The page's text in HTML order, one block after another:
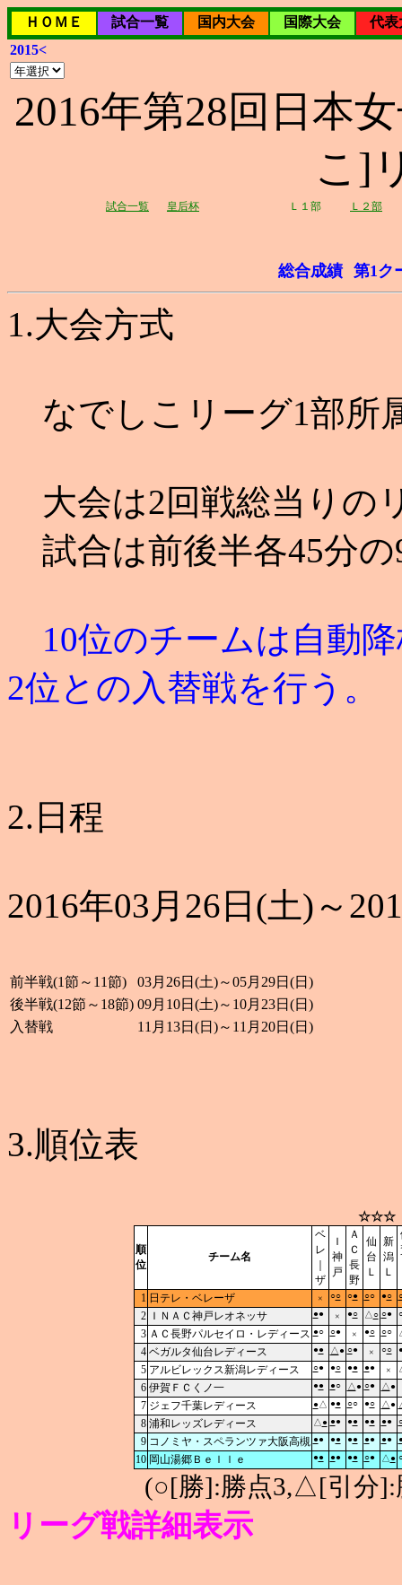
ＨＯＭＥ 試合一覧 国内大会 国際大会
代表
2015<
2016年第28回日本
こ]
試合一覧 皇后杯 Ｌ１部 Ｌ２部
総合成績 第1ク
1.大会方式
なでしこリーグ1部所
大会は2回戦総当りの
試合は前後半各45分の
10位のチームは自動
2位との入替戦を行う。
2.日程
2016年03月26日(土)～
前半戦(1節～11節)
03月26日(土)～05月29日(日)
後半戦(12節～18節) 09月10日(土)～10月23日(日)
入替戦
11月13日(日)～11月20日(日)
3.順位表
☆☆☆
順
位
チーム名
ベ
レ
ザ
Ｉ
神
戸
Ａ
Ｃ
長
野
仙
台
Ｌ
新
潟
Ｌ
1 日テレ・ベレーザ × ○○ ○● ○○ ●○
2 ＩＮＡＣ神戸レオネッサ ●● × ●○ △ ○ ○●
3 ＡＣ長野パルセイロ・レディース ●○ ○● × ●○ ○○
4 ベガルタ仙台レディース ●● △ ● ○● × ○○
5 アルビレックス新潟レディース ○● ●○ ●● ●● ×
6 伊賀ＦＣくノ一 ●● ●○ △ ● ○● △ ●
7 ジェフ千葉レディース ●△ ●● ○○ ●○ △ ●
8 浦和レッズレディース △ ● ●● ●● ●● ●●
9 コノミヤ・スペランツァ大阪高槻 ●● ●● ●● ●● ●●
10 岡山湯郷Ｂｅｌｌｅ ●● ●● ●● ○● △ ●
(○[勝]:勝点3,△[引分]:
リーグ戦詳細表示